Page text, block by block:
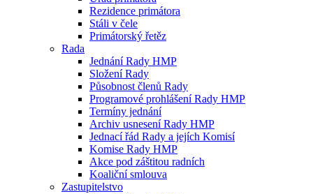
Rezidence primátora
Stáli v čele
Primátorský řetěz
Rada
Jednání Rady HMP
Složení Rady
Působnost členů Rady
Programové prohlášení Rady HMP
Termíny jednání
Archiv usnesení Rady HMP
Jednací řád Rady a jejích Komisí
Komise Rady HMP
Akce pod záštitou radních
Koaliční smlouva
Zastupitelstvo